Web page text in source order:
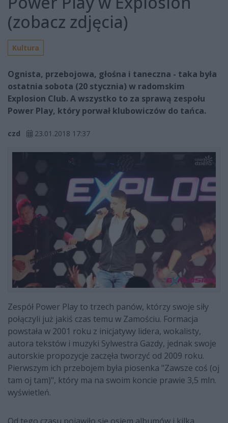
(zobacz zdjęcia)
Kultura
Ognista, przebojowa, głośna i taneczna - taka była
ostatnia sobota (20 stycznia) w radomskim
Explosion Club. A wszystko to za sprawą zespołu
Power Play, który porwał klubowiczów do tańca.
czd 23.01.2018 17:37
Zespół Power Play to trzech panów, którzy swoje siły
połączyli już jakiś czas temu w Zamościu. Formacja
powstała w 2001 roku z inicjatywy lidera, wokalisty,
autora tekstów i muzyki Sylwestra Gazdy, jednak swoje
autorskie propozycje zaczęła tworzyć od 2009 roku.
Pierwszym ich przebojem była piosenka "Zawsze coś (oj
tam oj tam)", który ma na swoim koncie prawie 3,5 mln.
wyświetleń.